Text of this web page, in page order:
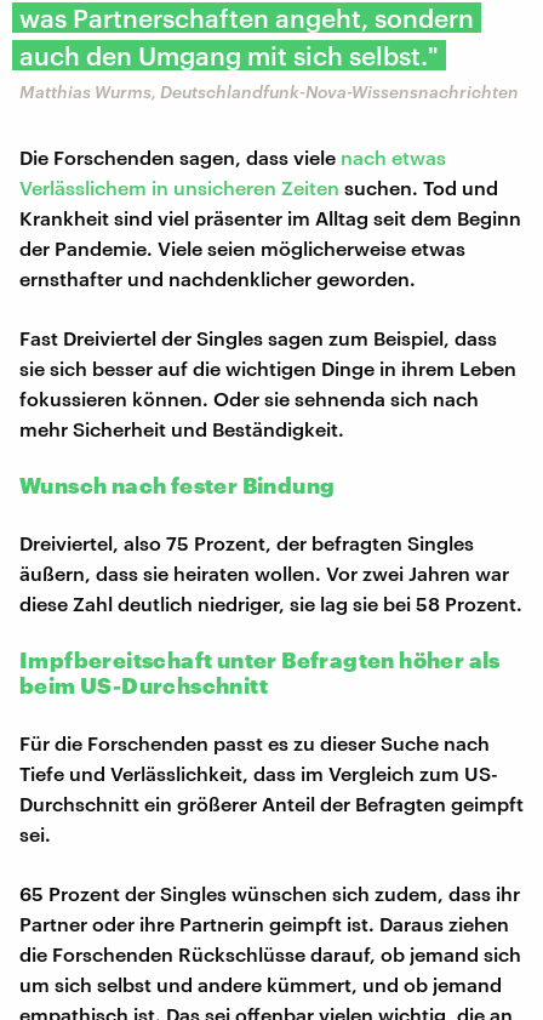
was Partnerschaften angeht, sondern
auch den Umgang mit sich selbst."
Matthias Wurms, Deutschlandfunk-Nova-Wissensnachrichten
Die Forschenden sagen, dass viele nach etwas
Verlässlichem in unsicheren Zeiten suchen. Tod und
Krankheit sind viel präsenter im Alltag seit dem Beginn
der Pandemie. Viele seien möglicherweise etwas
ernsthafter und nachdenklicher geworden.
Fast Dreiviertel der Singles sagen zum Beispiel, dass
sie sich besser auf die wichtigen Dinge in ihrem Leben
fokussieren können. Oder sie sehnenda sich nach
mehr Sicherheit und Beständigkeit.
Wunsch nach fester Bindung
Dreiviertel, also 75 Prozent, der befragten Singles
äußern, dass sie heiraten wollen. Vor zwei Jahren war
diese Zahl deutlich niedriger, sie lag sie bei 58 Prozent.
Impfbereitschaft unter Befragten höher als
beim US-Durchschnitt
Für die Forschenden passt es zu dieser Suche nach
Tiefe und Verlässlichkeit, dass im Vergleich zum US-
Durchschnitt ein größerer Anteil der Befragten geimpft
sei.
65 Prozent der Singles wünschen sich zudem, dass ihr
Partner oder ihre Partnerin geimpft ist. Daraus ziehen
die Forschenden Rückschlüsse darauf, ob jemand sich
um sich selbst und andere kümmert, und ob jemand
empathisch ist. Das sei offenbar vielen wichtig, die an